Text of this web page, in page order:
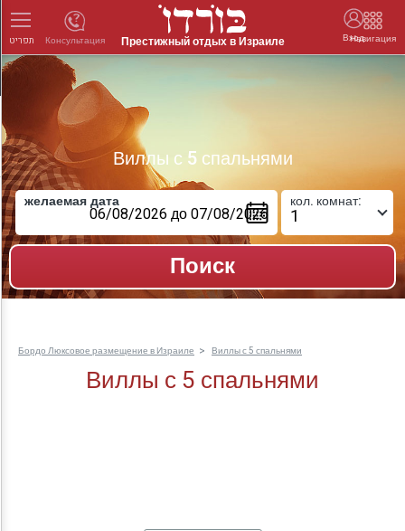
תפריט Престижный отдых в Израиле Вход
Навигация
Консультация
Виллы с 5 спальнями
желаемая дата кол. комнат:
Бордо Люксовое размещение в Израиле Виллы с 5 спальнями
Виллы с 5 спальнями